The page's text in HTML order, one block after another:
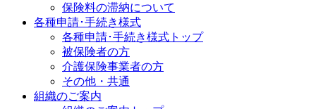
保険料の滞納について
各種申請･手続き様式
各種申請･手続き様式トップ
被保険者の方
介護保険事業者の方
その他・共通
組織のご案内